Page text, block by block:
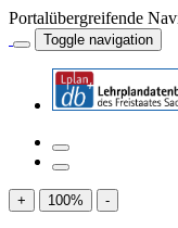
Portalübergreifende
Toggle navigation
+ 100% -